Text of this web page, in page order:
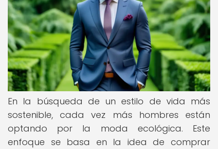
En la búsqueda de un estilo de vida más
sostenible, cada vez más hombres están
optando por la moda ecológica. Este
enfoque se basa en la idea de comprar